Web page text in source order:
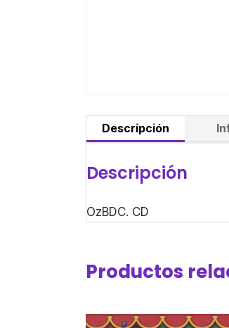
Descripción
Descripción
OzBDC. CD
Productos